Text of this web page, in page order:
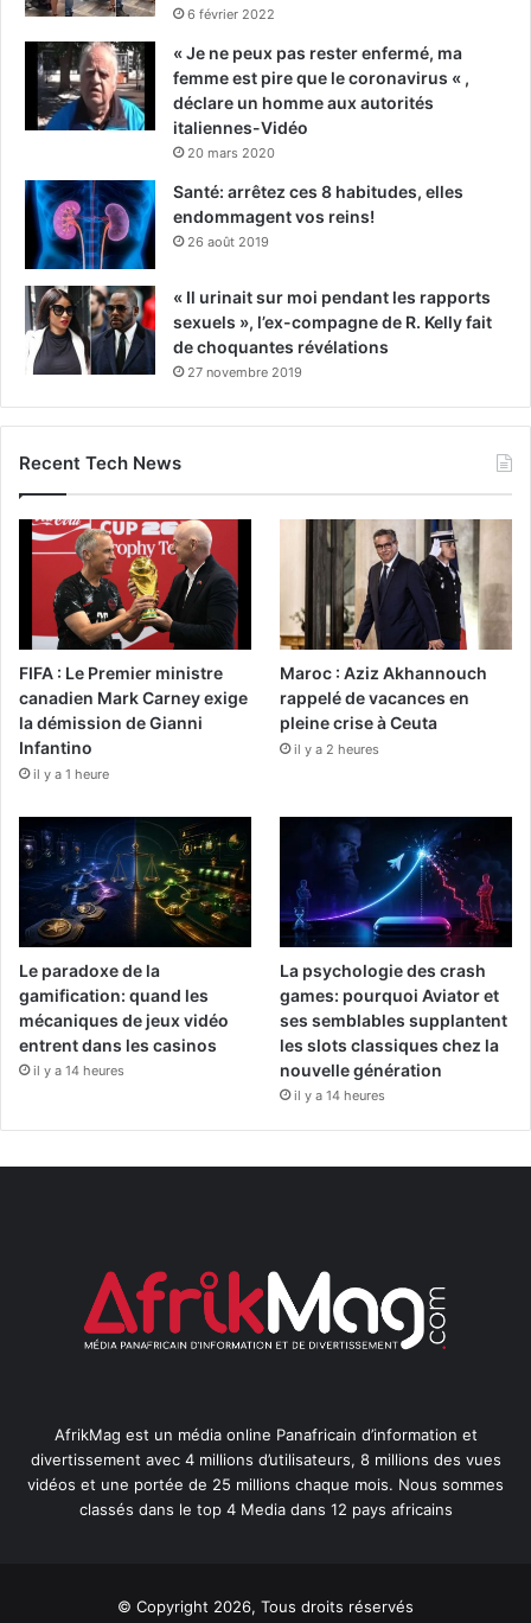
6 février 2022
« Je ne peux pas rester enfermé, ma
femme est pire que le coronavirus « ,
déclare un homme aux autorités
italiennes-Vidéo
20 mars 2020
Santé: arrêtez ces 8 habitudes, elles
endommagent vos reins!
26 août 2019
« Il urinait sur moi pendant les rapports
sexuels », l’ex-compagne de R. Kelly fait
de choquantes révélations
27 novembre 2019
Recent Tech News
FIFA : Le Premier ministre
canadien Mark Carney exige
la démission de Gianni
Infantino
il y a 1 heure
Maroc : Aziz Akhannouch
rappelé de vacances en
pleine crise à Ceuta
il y a 2 heures
Le paradoxe de la
gamification: quand les
mécaniques de jeux vidéo
entrent dans les casinos
il y a 14 heures
La psychologie des crash
games: pourquoi Aviator et
ses semblables supplantent
les slots classiques chez la
nouvelle génération
il y a 14 heures
AfrikMag est un média online Panafricain d’information et
divertissement avec 4 millions d’utilisateurs, 8 millions des vues
vidéos et une portée de 25 millions chaque mois. Nous sommes
classés dans le top 4 Media dans 12 pays africains
© Copyright 2026, Tous droits réservés